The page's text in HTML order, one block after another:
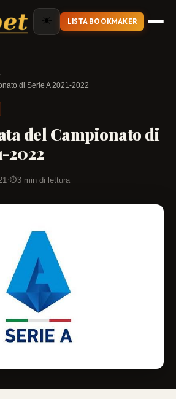
☀️ LISTA BOOKMAKER
di Serie A 2021-2022
del Campionato di
2022
·⏱️3 min di lettura